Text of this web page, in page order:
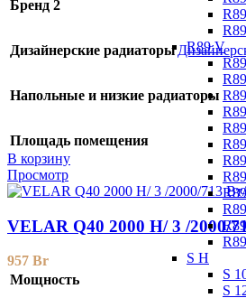
R89 V
S H
S
S
Бренд 2
Дизайнерские радиаторы
Напольные и низкие радиаторы
Площадь помещения
В корзину
Просмотр
VELAR Q40 2000 H/ 3 /2000/
957 Br
Мощность